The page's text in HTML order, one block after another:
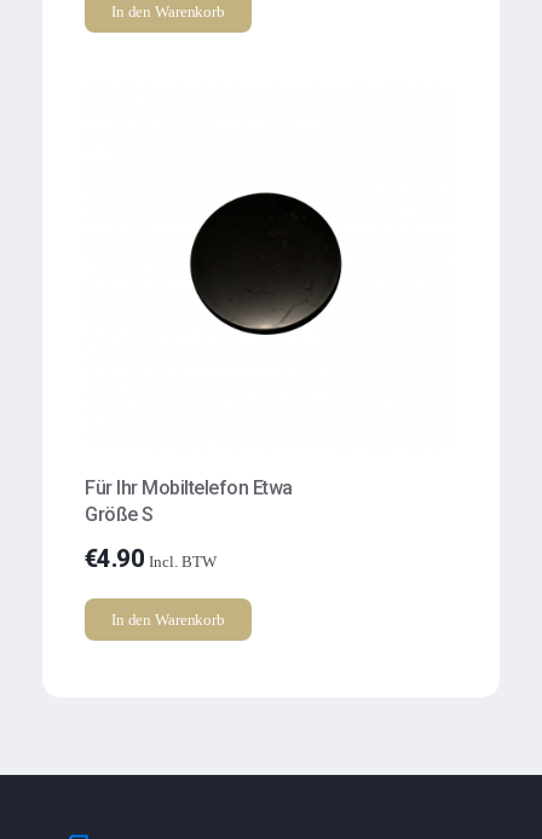
In den Warenkorb
Für Ihr Mobiltelefon Etwa
Größe S
€4.90 Incl. BTW
In den Warenkorb